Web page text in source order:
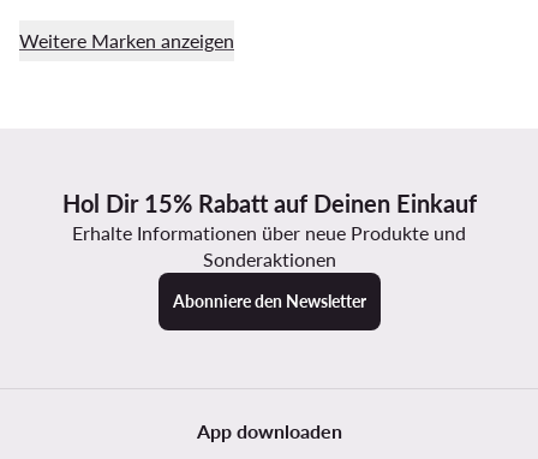
Weitere Marken anzeigen
Hol Dir 15% Rabatt auf Deinen Einkauf
Erhalte Informationen über neue Produkte und
Sonderaktionen
Abonniere den Newsletter
App downloaden